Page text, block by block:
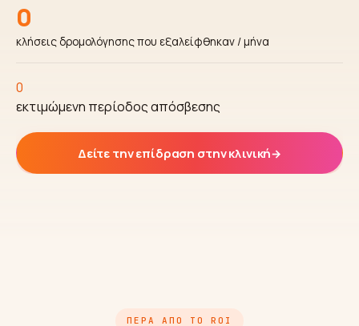
0
κλήσεις δρομολόγησης που εξαλείφθηκαν / μήνα
0
εκτιμώμενη περίοδος απόσβεσης
Δείτε την επίδραση στην κλινική→
ΠΈΡΑ ΑΠΌ ΤΟ ROI